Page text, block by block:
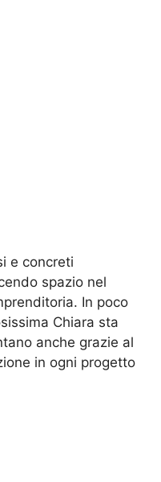
e concreti
spazio nel
In poco
Chiara sta
anche grazie al
in ogni progetto